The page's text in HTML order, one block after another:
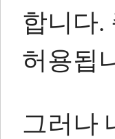
합니다.
허용됩
그러나